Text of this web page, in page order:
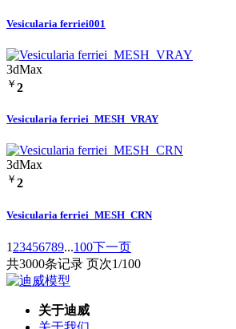
Vesicularia ferriei001
3dMax
￥ 2
Vesicularia ferriei_MESH_VRAY
3dMax
￥ 2
Vesicularia ferriei_MESH_CRN
1 23456789...100下一页
共3000条记录 页次1/100
关于迪威